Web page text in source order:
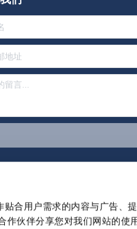
贴合用户需求的内容与广告、
作伙伴分享您对我们网站的使
版权说明 私隐政